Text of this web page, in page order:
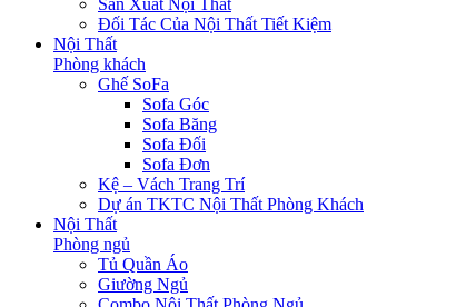
Sản Xuất Nội Thất
Đối Tác Của Nội Thất Tiết Kiệm
Nội Thất
Phòng khách
Ghế SoFa
Sofa Góc
Sofa Băng
Sofa Đối
Sofa Đơn
Kệ – Vách Trang Trí
Dự án TKTC Nội Thất Phòng Khách
Nội Thất
Phòng ngủ
Tủ Quần Áo
Giường Ngủ